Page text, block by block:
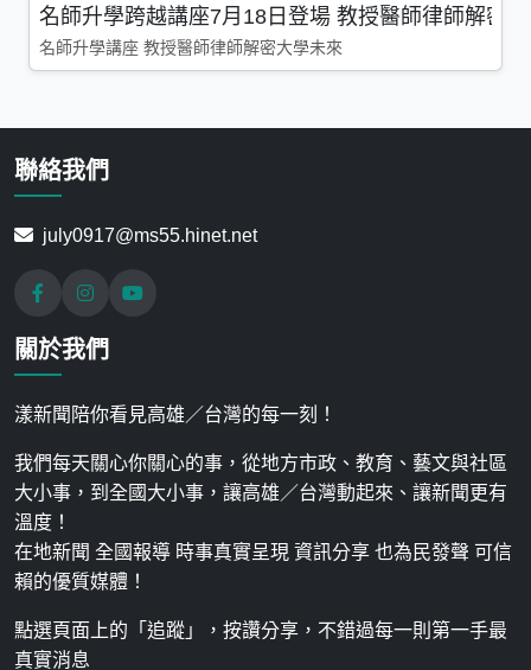
名師升學跨越講座7月18日登場 教授醫師律師解密
名師升學講座 教授醫師律師解密大學未來
聯絡我們
july0917@ms55.hinet.net
關於我們
漾新聞陪你看見高雄／台灣的每一刻！
我們每天關心你關心的事，從地方市政、教育、藝文與社區
大小事，到全國大小事，讓高雄／台灣動起來、讓新聞更有
溫度！
在地新聞 全國報導 時事真實呈現 資訊分享 也為民發聲 可信
賴的優質媒體！
點選頁面上的「追蹤」，按讚分享，不錯過每一則第一手最
真實消息